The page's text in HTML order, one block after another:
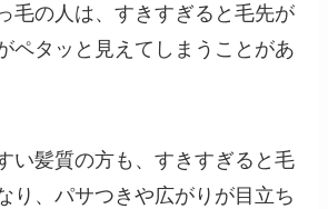
毛の人は、すきすぎると毛先が
ペタッと見えてしまうことがあ
い髪質の方も、すきすぎると毛
り、パサつきや広がりが目立ち